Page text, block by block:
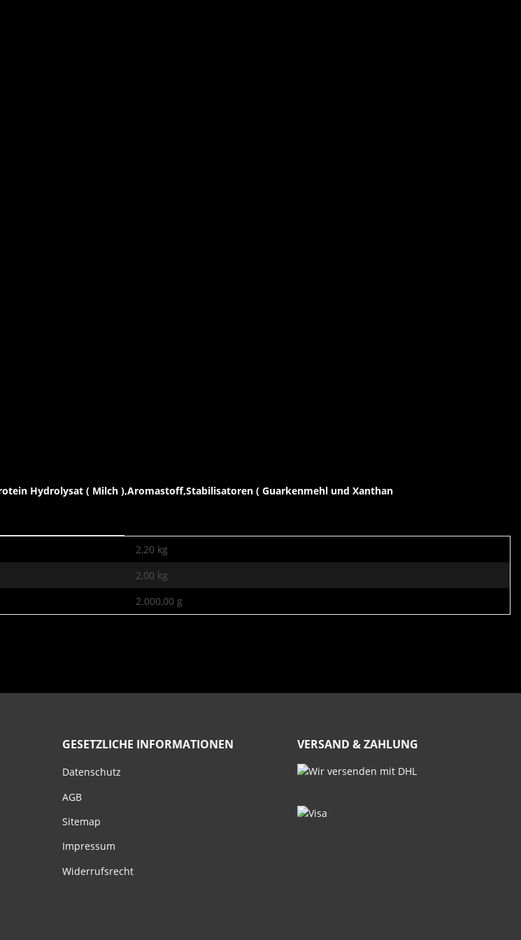
Hydrolysat ( Milch ),Aromastoff,Stabilisatoren ( Guarkenmehl und Xanthan
2,20 kg
2,00 kg
2.000,00 g
GESETZLICHE INFORMATIONEN
Datenschutz
AGB
Sitemap
Impressum
Widerrufsrecht
VERSAND & ZAHLUNG